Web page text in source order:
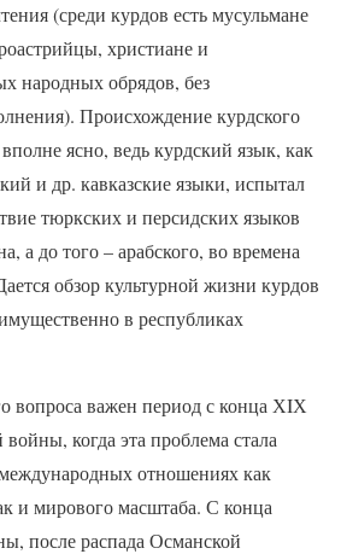
(среди курдов есть мусульмане
христиане и
народных обрядов, без
Происхождение курдского
ясно, ведь курдский язык, как
и др. кавказские языки, испытал
тюркских и персидских языков
а до того – арабского, во времена
обзор культурной жизни курдов
в республиках
вопроса важен период с конца ХIХ
когда эта проблема стала
отношениях как
и мирового масштаба. С конца
после распада Османской